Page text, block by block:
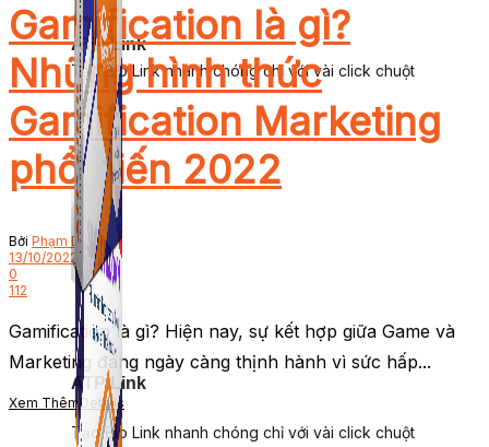
ATP Link
Tạo Bio Link nhanh chóng chỉ với vài click chuột
ATP Link
Tạo Bio Link nhanh chóng chỉ với vài click chuột
Gamification là gì?
Những hình thức
Gamification Marketing
phổ biến 2022
Bởi Phạm Dung
13/10/2022
0
112
Gamification là gì? Hiện nay, sự kết hợp giữa Game và
Marketing đang ngày càng thịnh hành vì sức hấp...
Xem ThêmDetails